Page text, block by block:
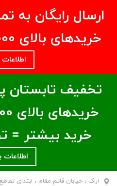
ارسال رایگان به
خریدهای بالای ۵/950/000 تومان
تخفیف تابستان
خرید بیشتر =
اراک ، خیابان قائم مقام ، ابتدای